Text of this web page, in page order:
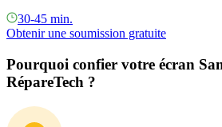
30-45 min.
Obtenir une soumission gratuite
Pourquoi confier votre écran
RépareTech ?